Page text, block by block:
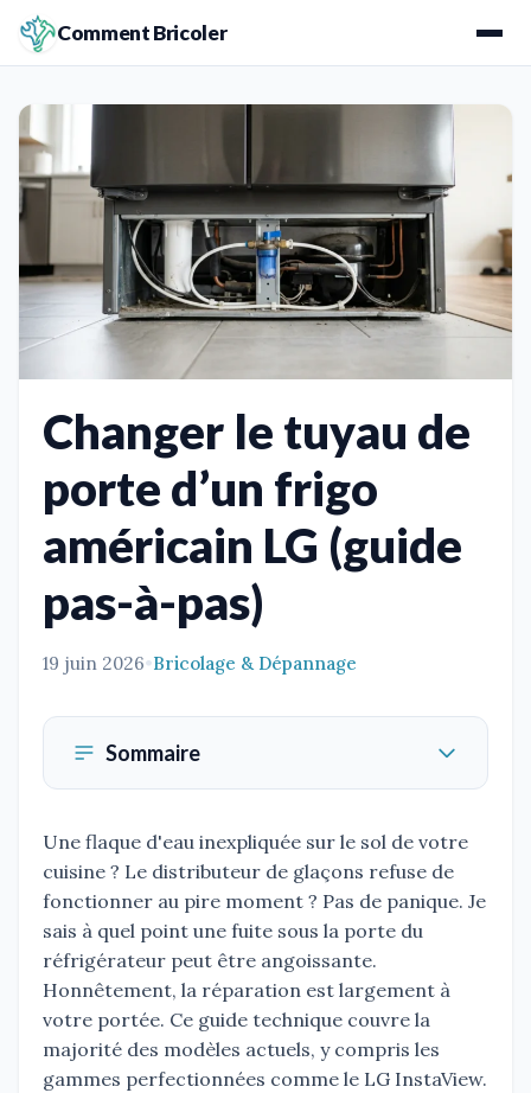
Comment Bricoler
Changer le tuyau de
porte d’un frigo
américain LG (guide
pas-à-pas)
19 juin 2026•Bricolage & Dépannage
Sommaire
Une flaque d'eau inexpliquée sur le sol de votre
cuisine ? Le distributeur de glaçons refuse de
fonctionner au pire moment ? Pas de panique. Je
sais à quel point une fuite sous la porte du
réfrigérateur peut être angoissante.
Honnêtement, la réparation est largement à
votre portée. Ce guide technique couvre la
majorité des modèles actuels, y compris les
gammes perfectionnées comme le LG InstaView.